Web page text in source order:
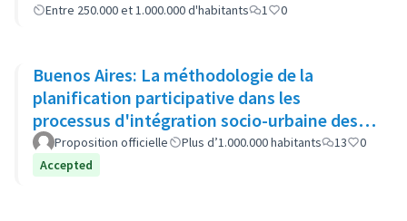
Entre 250.000 et 1.000.000 d'habitants
1 0
Buenos Aires: La méthodologie de la
planification participative dans les
processus d'intégration socio-urbaine des
quartiers populaires
Proposition officielle Plus d’1.000.000 habitants 13
0
Accepted